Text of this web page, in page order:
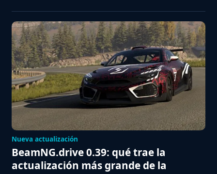
Nueva actualización
BeamNG.drive 0.39: qué trae la
actualización más grande de la